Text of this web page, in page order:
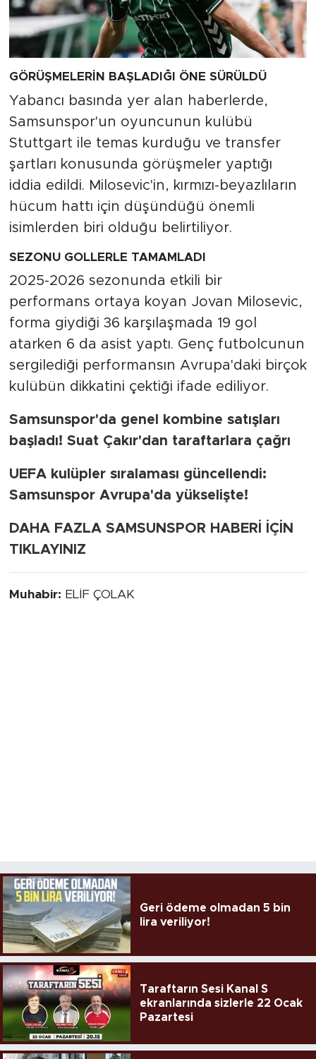
GÖRÜŞMELERİN BAŞLADIĞI ÖNE SÜRÜLDÜ
Yabancı basında yer alan haberlerde,
Samsunspor'un oyuncunun kulübü
Stuttgart ile temas kurduğu ve transfer
şartları konusunda görüşmeler yaptığı
iddia edildi. Milosevic'in, kırmızı-beyazlıların
hücum hattı için düşündüğü önemli
isimlerden biri olduğu belirtiliyor.
SEZONU GOLLERLE TAMAMLADI
2025-2026 sezonunda etkili bir
performans ortaya koyan Jovan Milosevic,
forma giydiği 36 karşılaşmada 19 gol
atarken 6 da asist yaptı. Genç futbolcunun
sergilediği performansın Avrupa'daki birçok
kulübün dikkatini çektiği ifade ediliyor.
Samsunspor'da genel kombine satışları
başladı! Suat Çakır'dan taraftarlara çağrı
UEFA kulüpler sıralaması güncellendi:
Samsunspor Avrupa'da yükselişte!
DAHA FAZLA SAMSUNSPOR HABERİ İÇİN
TIKLAYINIZ
Muhabir: ELİF ÇOLAK
Geri ödeme olmadan 5 bin
lira veriliyor!
Taraftarın Sesi Kanal S
ekranlarında sizlerle 22 Ocak
Pazartesi